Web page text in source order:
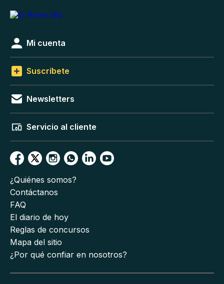
Mi cuenta
Suscríbete
Newsletters
Servicio al cliente
¿Quiénes somos?
Contáctanos
FAQ
El diario de hoy
Reglas de concursos
Mapa del sitio
¿Por qué confiar en nosotros?